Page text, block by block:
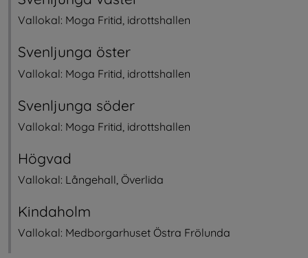
Vallokal: Moga Fritid, idrottshallen
Svenljunga öster
Vallokal: Moga Fritid, idrottshallen
Svenljunga söder
Vallokal: Moga Fritid, idrottshallen
Högvad
Vallokal: Långehall, Överlida
Kindaholm
Vallokal: Medborgarhuset Östra Frölunda